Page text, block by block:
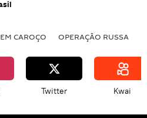
CAROÇO OPERAÇÃO RUSSA
Twitter Kwai